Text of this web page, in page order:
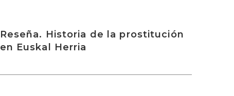
Reseña. Historia de la prostitución
en Euskal Herria